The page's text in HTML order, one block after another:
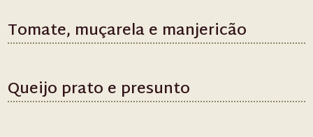
Tomate, muçarela e manjericão
Queijo prato e presunto